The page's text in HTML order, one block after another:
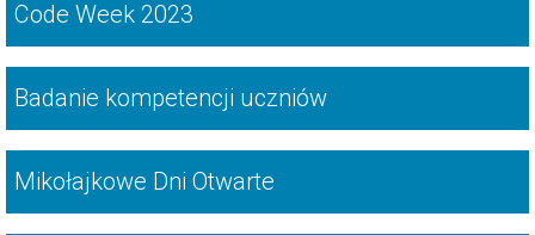
Code Week 2023
Badanie kompetencji uczniów
Mikołajkowe Dni Otwarte